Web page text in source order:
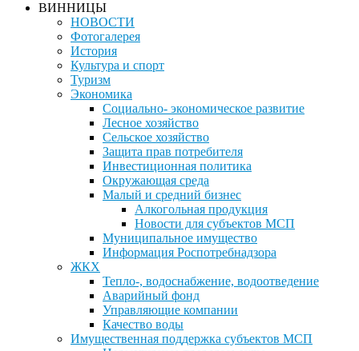
ВИННИЦЫ
НОВОСТИ
Фотогалерея
История
Культура и спорт
Туризм
Экономика
Социально- экономическое развитие
Лесное хозяйство
Сельское хозяйство
Защита прав потребителя
Инвестиционная политика
Окружающая среда
Малый и средний бизнес
Алкогольная продукция
Новости для субъектов МСП
Муниципальное имущество
Информация Роспотребнадзора
ЖКХ
Тепло-, водоснабжение, водоотведение
Аварийный фонд
Управляющие компании
Качество воды
Имущественная поддержка субъектов МСП